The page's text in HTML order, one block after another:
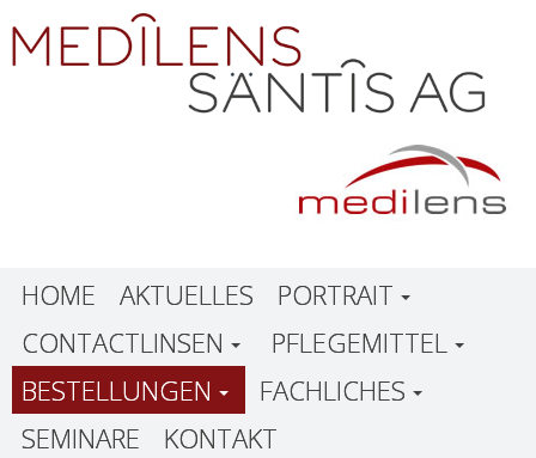
HOME AKTUELLES
PORTRAIT
CONTACTLINSEN
PFLEGEMITTEL
BESTELLUNGEN
FACHLICHES
SEMINARE
KONTAKT